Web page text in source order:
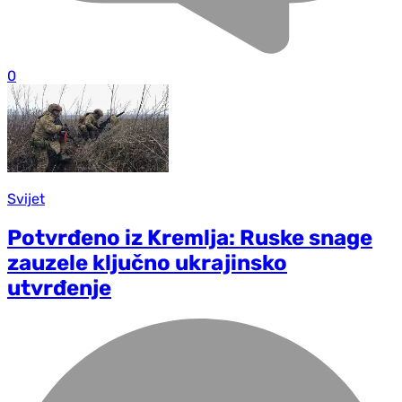
0
Svijet
Potvrđeno iz Kremlja: Ruske snage
zauzele ključno ukrajinsko
utvrđenje